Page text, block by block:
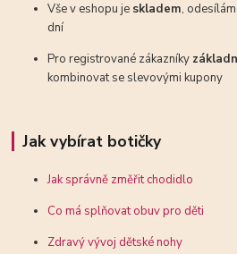
Vše v eshopu je skladem,
dní
Pro registrované zákazníky
kombinovat se slevovými kupony
Jak vybírat botičky
Jak správně změřit chodidlo
Co má splňovat obuv pro děti
Zdravý vývoj dětské nohy